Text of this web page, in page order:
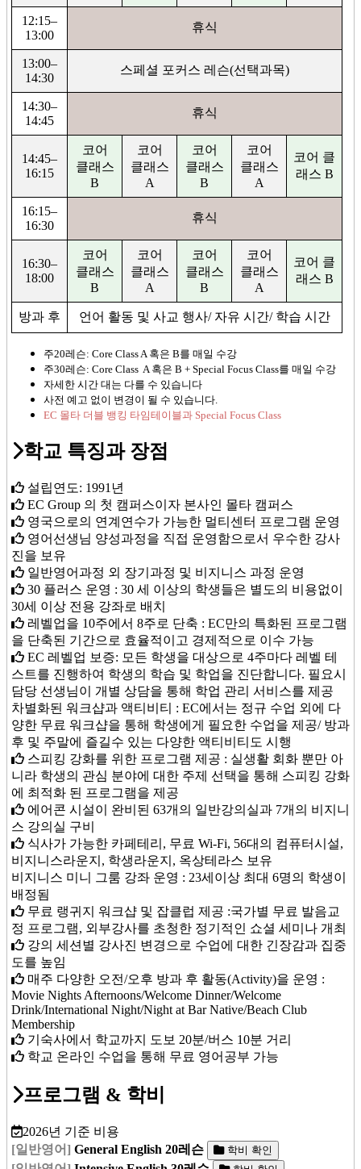
12:15–
13:00
휴식
13:00–
14:30
스페셜 포커스 레슨(선택과목)
14:30–
14:45
휴식
14:45–
16:15
코어
클래스
B
코어
클래스
A
코어
클래스
B
코어
클래스
A
코어 클
래스 B
16:15–
16:30
휴식
16:30–
18:00
코어
클래스
B
코어
클래스
A
코어
클래스
B
코어
클래스
A
코어 클
래스 B
방과 후 언어 활동 및 사교 행사/ 자유 시간/ 학습 시간
주20레슨: Core Class A 혹은 B를 매일 수강
주30레슨: Core Class A 혹은 B + Special Focus Class를 매일 수강
자세한 시간 대는 다를 수 있습니다
사전 예고 없이 변경이 될 수 있습니다.
EC 몰타 더블 뱅킹 타임테이블과 Special Focus Class
학교 특징과 장점
설립연도: 1991년
EC Group 의 첫 캠퍼스이자 본사인 몰타 캠퍼스
영국으로의 연계연수가 가능한 멀티센터 프로그램 운영
영어선생님 양성과정을 직접 운영함으로서 우수한 강사
진을 보유
일반영어과정 외 장기과정 및 비지니스 과정 운영
30 플러스 운영 : 30 세 이상의 학생들은 별도의 비용없이
30세 이상 전용 강좌로 배치
레벨업을 10주에서 8주로 단축 : EC만의 특화된 프로그램
을 단축된 기간으로 효율적이고 경제적으로 이수 가능
EC 레벨업 보증: 모든 학생을 대상으로 4주마다 레벨 테
스트를 진행하여 학생의 학습 및 학업을 진단합니다. 필요시
담당 선생님이 개별 상담을 통해 학업 관리 서비스를 제공
차별화된 워크샵과 액티비티 : EC에서는 정규 수업 외에 다
양한 무료 워크샵을 통해 학생에게 필요한 수업을 제공/ 방과
후 및 주말에 즐길수 있는 다양한 액티비티도 시행
스피킹 강화를 위한 프로그램 제공 : 실생활 회화 뿐만 아
니라 학생의 관심 분야에 대한 주제 선택을 통해 스피킹 강화
에 최적화 된 프로그램을 제공
에어콘 시설이 완비된 63개의 일반강의실과 7개의 비지니
스 강의실 구비
식사가 가능한 카페테리, 무료 Wi-Fi, 56대의 컴퓨터시설,
비지니스라운지, 학생라운지, 옥상테라스 보유
비지니스 미니 그룸 강좌 운영 : 23세이상 최대 6명의 학생이
배정됨
무료 랭귀지 워크샵 및 잡클럽 제공 :국가별 무료 발음교
정 프로그램, 외부강사를 초청한 정기적인 쇼셜 세미나 개최
강의 세션별 강사진 변경으로 수업에 대한 긴장감과 집중
도를 높임
매주 다양한 오전/오후 방과 후 활동(Activity)을 운영 :
Movie Nights Afternoons/Welcome Dinner/Welcome
Drink/International Night/Night at Bar Native/Beach Club
Membership
기숙사에서 학교까지 도보 20분/버스 10분 거리
학교 온라인 수업을 통해 무료 영어공부 가능
프로그램 & 학비
2026년 기준 비용
[일반영어] General English 20레슨 학비 확인